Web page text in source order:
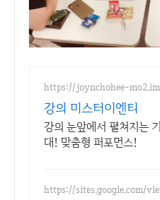
https://joynchohee-
강의 미스터이엔티
강의 눈앞에서 펼쳐지는
대! 맞춤형 퍼포먼스!
https://sites.google.com/